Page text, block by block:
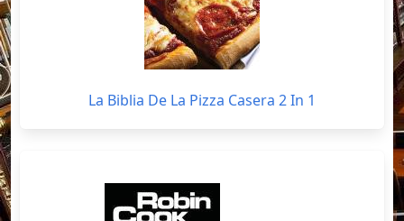
La Biblia De La Pizza Casera 2 In 1